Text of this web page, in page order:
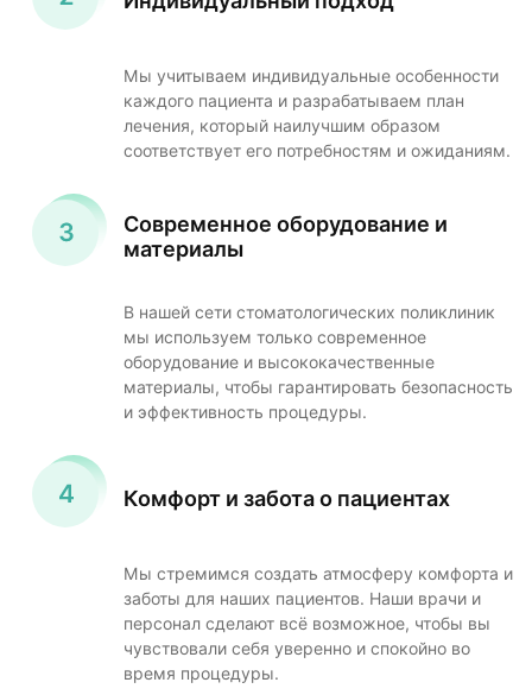
Мы учитываем индивидуальные особенности
каждого пациента и разрабатываем план
лечения, который наилучшим образом
соответствует его потребностям и ожиданиям.
Современное оборудование и
материалы
В нашей сети стоматологических поликлиник
мы используем только современное
оборудование и высококачественные
материалы, чтобы гарантировать безопасность
и эффективность процедуры.
Комфорт и забота о пациентах
Мы стремимся создать атмосферу комфорта и
заботы для наших пациентов. Наши врачи и
персонал сделают всё возможное, чтобы вы
чувствовали себя уверенно и спокойно во
время процедуры.